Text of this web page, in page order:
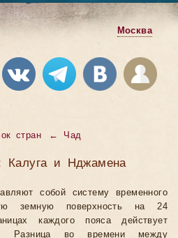
Москва
стран ← Чад
Калуга и Нджамена
собой систему временного
земную поверхность на 24
каждого пояса действует
Разница во времени между